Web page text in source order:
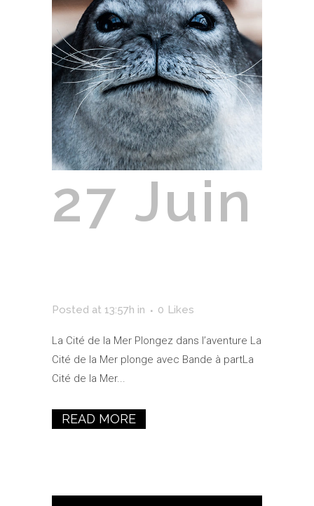
27 Juin
Posted at 13:57h in 0 Likes
La Cité de la Mer Plongez dans l’aventure La
Cité de la Mer plonge avec Bande à partLa
Cité de la Mer...
READ MORE